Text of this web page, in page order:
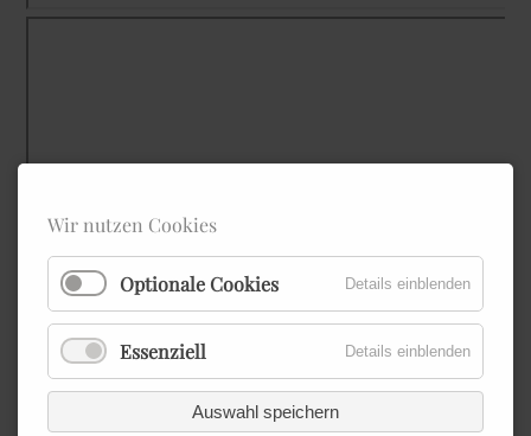
Wir nutzen Cookies
Optionale Cookies Details einblenden
Essenziell Details einblenden
Auswahl speichern